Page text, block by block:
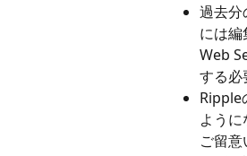
過去分
には
Web
する必
Ripple
よう
ご留意